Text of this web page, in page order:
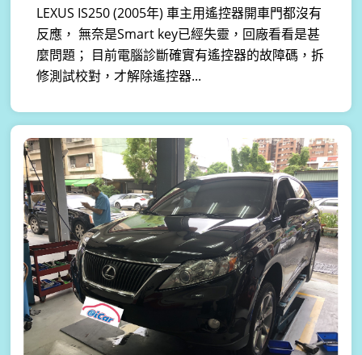
LEXUS IS250 (2005年) 車主用遙控器開車門都沒有
反應， 無奈是Smart key已經失靈，回廠看看是甚
麼問題； 目前電腦診斷確實有遙控器的故障碼，拆
修測試校對，才解除遙控器...